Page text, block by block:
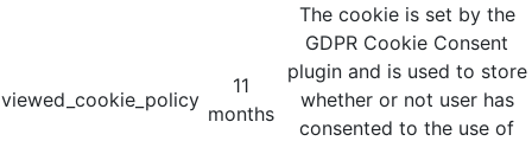
viewed_cookie_policy
11
months
The cookie is set by the
GDPR Cookie Consent
plugin and is used to store
whether or not user has
consented to the use of